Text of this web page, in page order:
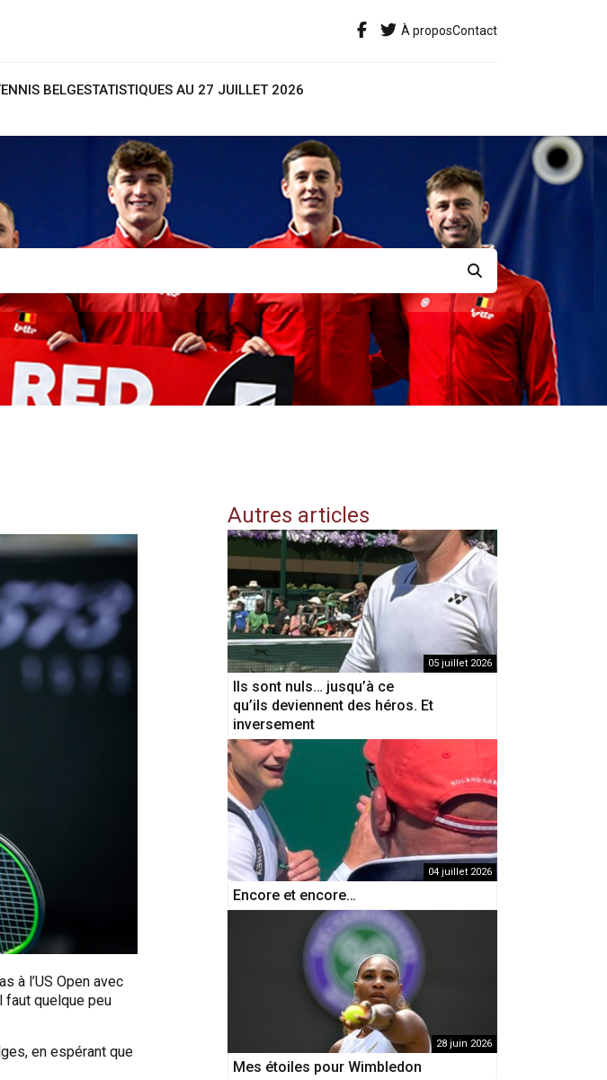
À proposContact
BELGESTATISTIQUES AU 27 JUILLET 2026
à l’US Open avec
faut quelque peu
en espérant que
Autres articles
05 juillet 2026
Ils sont nuls… jusqu’à ce
qu’ils deviennent des héros. Et
inversement
04 juillet 2026
Encore et encore…
28 juin 2026
Mes étoiles pour Wimbledon